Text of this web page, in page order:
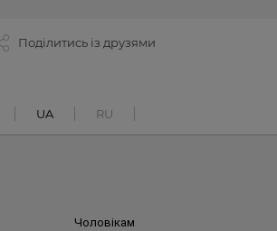
Поділитись із друзями
UA RU
Чоловікам